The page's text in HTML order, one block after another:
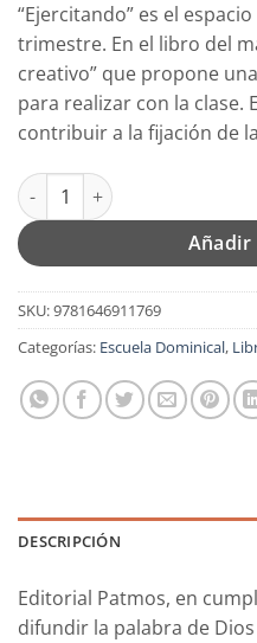
“Ejercitando” es el
trimestre. En el libro del
creativo” que propone
para realizar con la clase.
contribuir a la fijación de
Primarios Maestros
Añadir
SKU:9781646911769
Categorías: Escuela Dominical,
DESCRIPCIÓN
Editorial Patmos, en
difundir la palabra de